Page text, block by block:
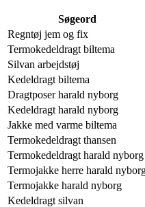
Søgeord
Regntøj jem og fix
Termokedeldragt biltema
Silvan arbejdstøj
Kedeldragt biltema
Dragtposer harald nyborg
Kedeldragt harald nyborg
Jakke med varme biltema
Termokedeldragt thansen
Termokedeldragt harald nyborg
Termojakke herre harald
Termojakke harald nyborg
Kedeldragt silvan